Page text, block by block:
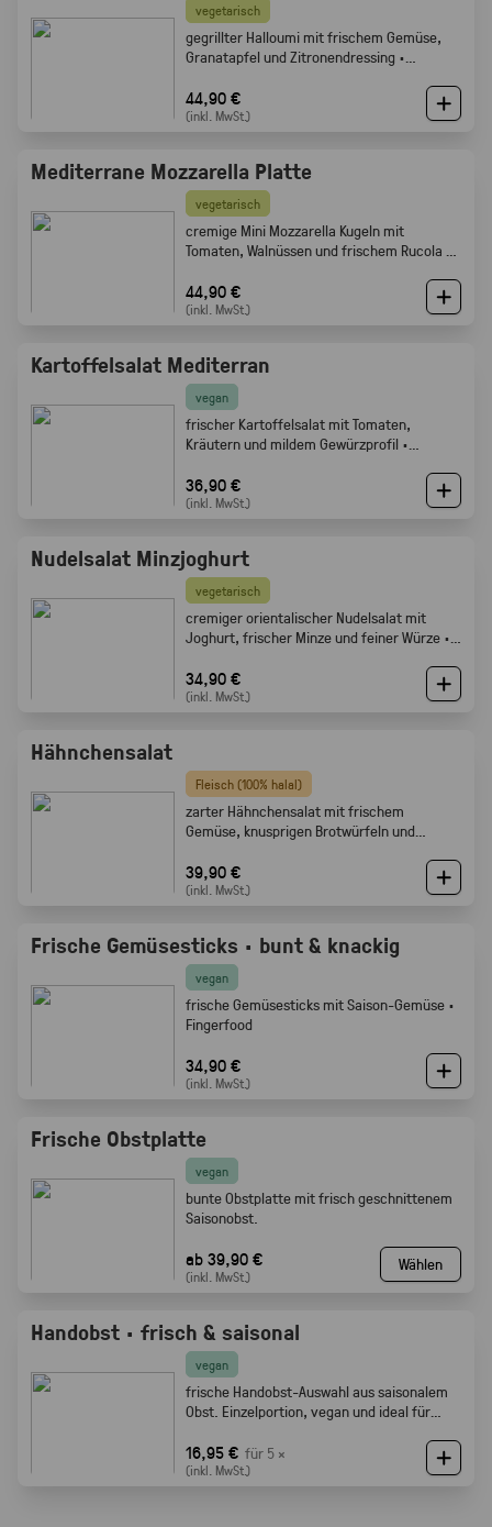
vegetarisch
gegrillter Halloumi mit frischem Gemüse,
Granatapfel und Zitronendressing ·
44,90 €
(inkl. MwSt.)
Mediterrane Mozzarella Platte
vegetarisch
cremige Mini Mozzarella Kugeln mit
Tomaten, Walnüssen und frischem Rucola ·
44,90 €
(inkl. MwSt.)
Kartoffelsalat Mediterran
vegan
frischer Kartoffelsalat mit Tomaten,
Kräutern und mildem Gewürzprofil ·
36,90 €
(inkl. MwSt.)
Nudelsalat Minzjoghurt
vegetarisch
cremiger orientalischer Nudelsalat mit
Joghurt, frischer Minze und feiner Würze ·
34,90 €
(inkl. MwSt.)
Hähnchensalat
Fleisch (100% halal)
zarter Hähnchensalat mit frischem
Gemüse, knusprigen Brotwürfeln und
39,90 €
(inkl. MwSt.)
Frische Gemüsesticks · bunt & knackig
vegan
frische Gemüsesticks mit Saison-Gemüse ·
Fingerfood
34,90 €
(inkl. MwSt.)
Frische Obstplatte
vegan
bunte Obstplatte mit frisch geschnittenem
Saisonobst.
ab 39,90 €
(inkl. MwSt.)
Wählen
Handobst · frisch & saisonal
vegan
frische Handobst-Auswahl aus saisonalem
Obst. Einzelportion, vegan und ideal für
16,95 € für 5 ×
(inkl. MwSt.)